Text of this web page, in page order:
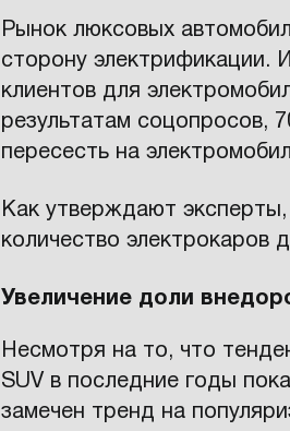
Рынок люксовых
сторону электрификации.
клиентов для
результатам соцопросов,
пересесть на
Как утверждают эксперты,
количество электрокаров
Увеличение доли
Несмотря на то, что
SUV в последние годы
замечен тренд на